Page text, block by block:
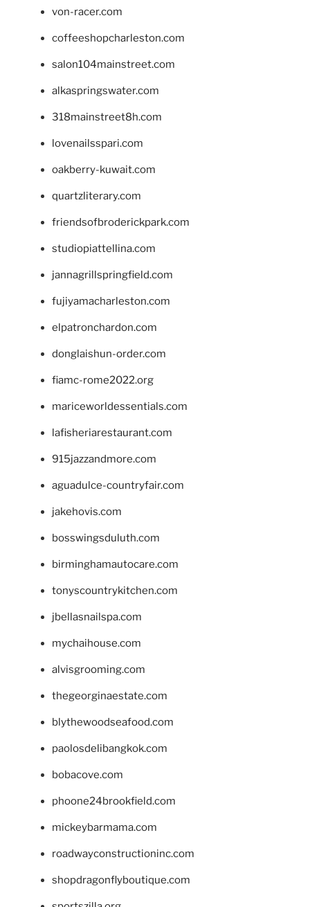
von-racer.com
coffeeshopcharleston.com
salon104mainstreet.com
alkaspringswater.com
318mainstreet8h.com
lovenailsspari.com
oakberry-kuwait.com
quartzliterary.com
friendsofbroderickpark.com
studiopiattellina.com
jannagrillspringfield.com
fujiyamacharleston.com
elpatronchardon.com
donglaishun-order.com
fiamc-rome2022.org
mariceworldessentials.com
lafisheriarestaurant.com
915jazzandmore.com
aguadulce-countryfair.com
jakehovis.com
bosswingsduluth.com
birminghamautocare.com
tonyscountrykitchen.com
jbellasnailspa.com
mychaihouse.com
alvisgrooming.com
thegeorginaestate.com
blythewoodseafood.com
paolosdelibangkok.com
bobacove.com
phoone24brookfield.com
mickeybarmama.com
roadwayconstructioninc.com
shopdragonflyboutique.com